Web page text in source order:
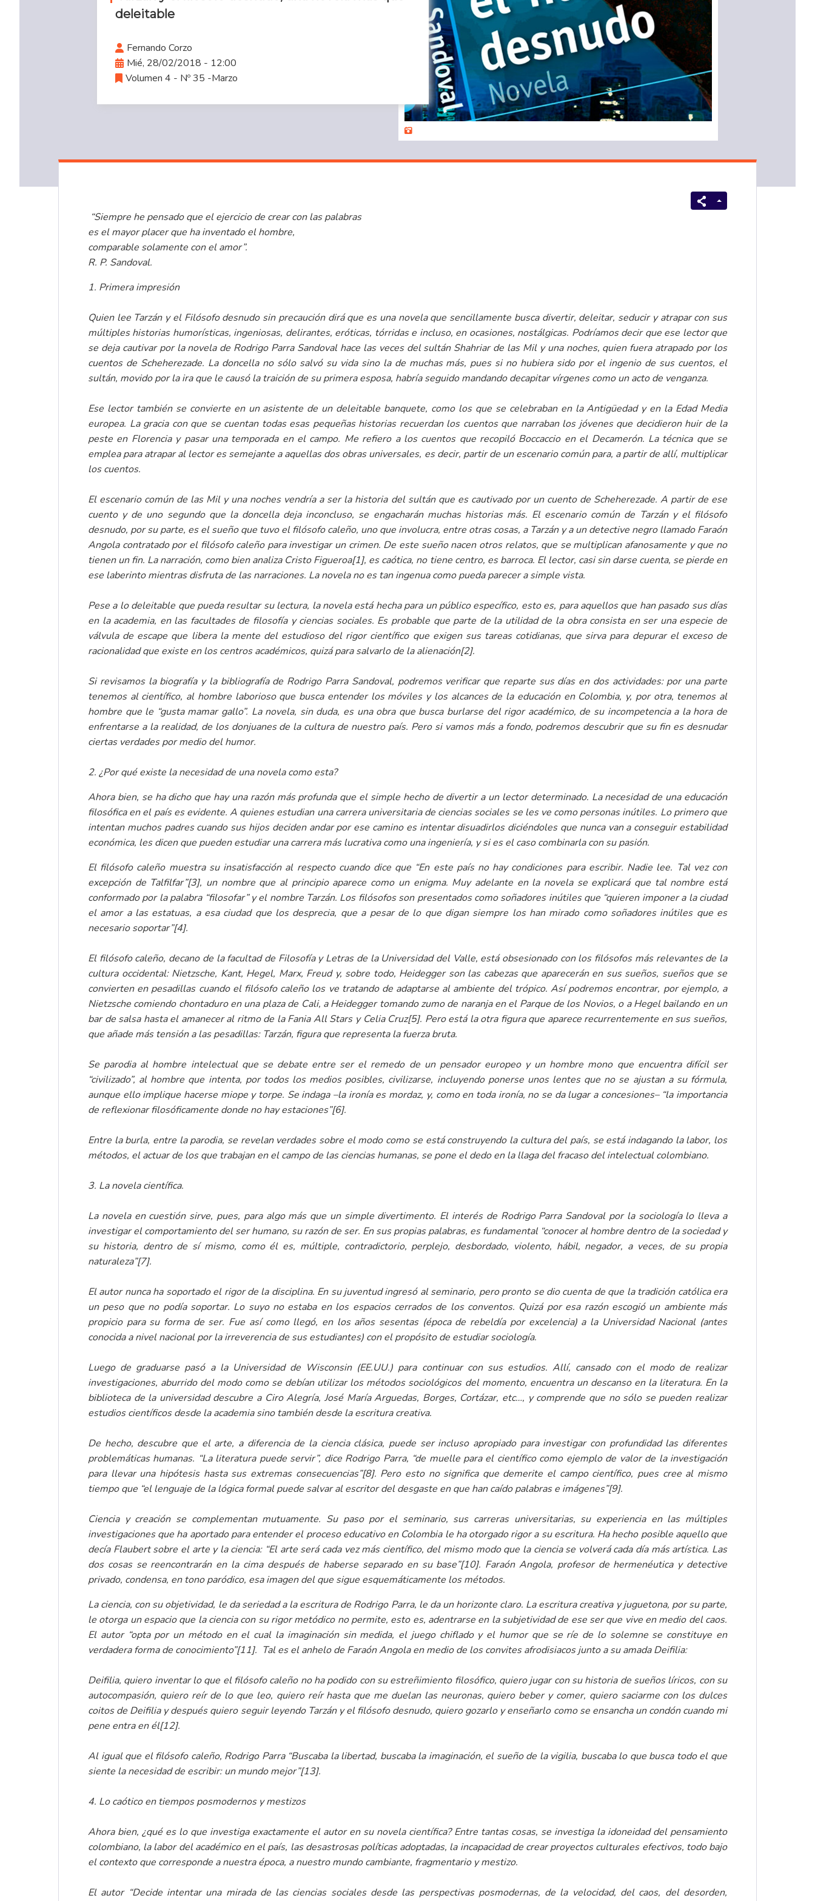
deleitable
Fernando Corzo
Mié, 28/02/2018 - 12:00
Volumen 4 - Nº 35 -Marzo
“Siempre he pensado que el ejercicio de crear con las palabras
es el mayor placer que ha inventado el hombre,
comparable solamente con el amor”.
R. P. Sandoval.
1. Primera impresión
Quien lee Tarzán y el Filósofo desnudosin precaución dirá que es una novela que sencillamente busca divertir, deleitar, seducir y atrapar con sus
múltiples historias humorísticas, ingeniosas, delirantes, eróticas, tórridas e incluso, en ocasiones, nostálgicas. Podríamos decir que ese lector que
se deja cautivar por la novela de Rodrigo Parra Sandoval hace las veces del sultán Shahriar de lasMil y una noches, quien fuera atrapado por los
cuentos de Scheherezade. La doncella no sólo salvó su vida sino la de muchas más, pues si no hubiera sido por el ingenio de sus cuentos, el
sultán, movido por la ira que le causó la traición de su primera esposa, habría seguido mandando decapitar vírgenes como un acto de venganza.
Ese lector también se convierte en un asistente de un deleitable banquete, como los que se celebraban en la Antigüedad y en la Edad Media
europea. La gracia con que se cuentan todas esas pequeñas historias recuerdan los cuentos que narraban los jóvenes que decidieron huir de la
peste en Florencia y pasar una temporada en el campo. Me refiero a los cuentos que recopiló Boccaccio en el Decamerón. La técnica que se
emplea para atrapar al lector es semejante a aquellas dos obras universales, es decir, partir de un escenario común para, a partir de allí, multiplicar
los cuentos.
El escenario común de las Mil y una nochesvendría a ser la historia del sultán que es cautivado por un cuento de Scheherezade. A partir de ese
cuento y de uno segundo que la doncella deja inconcluso, se engacharán muchas historias más. El escenario común de Tarzán y el filósofo
desnudo, por su parte, es el sueño que tuvo el filósofo caleño, uno que involucra, entre otras cosas, a Tarzán y a un detective negro llamado Faraón
Angola contratado por el filósofo caleño para investigar un crimen. De este sueño nacen otros relatos, que se multiplican afanosamente y que no
tienen un fin. La narración, como bien analiza Cristo Figueroa[1], es caótica, no tiene centro, es barroca. El lector, casi sin darse cuenta, se pierde en
ese laberinto mientras disfruta de las narraciones. La novela no es tan ingenua como pueda parecer a simple vista.
Pese a lo deleitable que pueda resultar su lectura, la novela está hecha para un público específico, esto es, para aquellos que han pasado sus días
en la academia, en las facultades de filosofía y ciencias sociales. Es probable que parte de la utilidad de la obra consista en ser una especie de
válvula de escape que libera la mente del estudioso del rigor científico que exigen sus tareas cotidianas, que sirva para depurar el exceso de
racionalidad que existe en los centros académicos, quizá para salvarlo de la alienación[2].
Si revisamos la biografía y la bibliografía de Rodrigo Parra Sandoval, podremos verificar que reparte sus días en dos actividades: por una parte
tenemos al científico, al hombre laborioso que busca entender los móviles y los alcances de la educación en Colombia, y, por otra, tenemos al
hombre que le “gusta mamar gallo”. La novela, sin duda, es una obra que busca burlarse del rigor académico, de su incompetencia a la hora de
enfrentarse a la realidad, de los donjuanes de la cultura de nuestro país. Pero si vamos más a fondo, podremos descubrir que su fin es desnudar
ciertas verdades por medio del humor.
2. ¿Por qué existe la necesidad de una novela como esta?
Ahora bien, se ha dicho que hay una razón más profunda que el simple hecho de divertir a un lector determinado. La necesidad de una educación
filosófica en el país es evidente. A quienes estudian una carrera universitaria de ciencias sociales se les ve como personas inútiles. Lo primero que
intentan muchos padres cuando sus hijos deciden andar por ese camino es intentar disuadirlos diciéndoles que nunca van a conseguir estabilidad
económica, les dicen que pueden estudiar una carrera más lucrativa como una ingeniería, y si es el caso combinarla con su pasión.
El filósofo caleño muestra su insatisfacción al respecto cuando dice que “En este país no hay condiciones para escribir. Nadie lee. Tal vez con
excepción de Talfilfar”[3], un nombre que al principio aparece como un enigma. Muy adelante en la novela se explicará que tal nombre está
conformado por la palabra “filosofar” y el nombre Tarzán. Los filósofos son presentados como soñadores inútiles que “quieren imponer a la ciudad
el amor a las estatuas, a esa ciudad que los desprecia, que a pesar de lo que digan siempre los han mirado como soñadores inútiles que es
necesario soportar”[4].
El filósofo caleño, decano de la facultad de Filosofía y Letras de la Universidad del Valle, está obsesionado con los filósofos más relevantes de la
cultura occidental: Nietzsche, Kant, Hegel, Marx, Freud y, sobre todo, Heidegger son las cabezas que aparecerán en sus sueños, sueños que se
convierten en pesadillas cuando el filósofo caleño los ve tratando de adaptarse al ambiente del trópico. Así podremos encontrar, por ejemplo, a
Nietzsche comiendo chontaduro en una plaza de Cali, a Heidegger tomando zumo de naranja en el Parque de los Novios, o a Hegel bailando en un
bar de salsa hasta el amanecer al ritmo de la Fania All Stars y Celia Cruz[5]. Pero está la otra figura que aparece recurrentemente en sus sueños,
que añade más tensión a las pesadillas: Tarzán, figura que representa la fuerza bruta.
Se parodia al hombre intelectual que se debate entre ser el remedo de un pensador europeo y un hombre mono que encuentra difícil ser
“civilizado”, al hombre que intenta, por todos los medios posibles, civilizarse, incluyendo ponerse unos lentes que no se ajustan a su fórmula,
aunque ello implique hacerse miope y torpe. Se indaga –la ironía es mordaz, y, como en toda ironía, no se da lugar a concesiones– “la importancia
de reflexionar filosóficamente donde no hay estaciones”[6].
Entre la burla, entre la parodia, se revelan verdades sobre el modo como se está construyendo la cultura del país, se está indagando la labor, los
métodos, el actuar de los que trabajan en el campo de las ciencias humanas, se pone el dedo en la llaga del fracaso del intelectual colombiano.
3. La novela científica.
La novela en cuestión sirve, pues, para algo más que un simple divertimento. El interés de Rodrigo Parra Sandoval por la sociología lo lleva a
investigar el comportamiento del ser humano, su razón de ser. En sus propias palabras, es fundamental “conocer al hombre dentro de la sociedad y
su historia, dentro de sí mismo, como él es, múltiple, contradictorio, perplejo, desbordado, violento, hábil, negador, a veces, de su propia
naturaleza”[7].
El autor nunca ha soportado el rigor de la disciplina. En su juventud ingresó al seminario, pero pronto se dio cuenta de que la tradición católica era
un peso que no podía soportar. Lo suyo no estaba en los espacios cerrados de los conventos. Quizá por esa razón escogió un ambiente más
propicio para su forma de ser. Fue así como llegó, en los años sesentas (época de rebeldía por excelencia) a la Universidad Nacional (antes
conocida a nivel nacional por la irreverencia de sus estudiantes) con el propósito de estudiar sociología.
Luego de graduarse pasó a la Universidad de Wisconsin (EE.UU.) para continuar con sus estudios. Allí, cansado con el modo de realizar
investigaciones, aburrido del modo como se debían utilizar los métodos sociológicos del momento, encuentra un descanso en la literatura. En la
biblioteca de la universidad descubre a Ciro Alegría, José María Arguedas, Borges, Cortázar, etc…, y comprende que no sólo se pueden realizar
estudios científicos desde la academia sino también desde la escritura creativa.
De hecho, descubre que el arte, a diferencia de la ciencia clásica, puede ser incluso apropiado para investigar con profundidad las diferentes
problemáticas humanas. “La literatura puede servir”, dice Rodrigo Parra, “de muelle para el científico como ejemplo de valor de la investigación
para llevar una hipótesis hasta sus extremas consecuencias”[8]. Pero esto no significa que demerite el campo científico, pues cree al mismo
tiempo que “el lenguaje de la lógica formal puede salvar al escritor del desgaste en que han caído palabras e imágenes”[9].
Ciencia y creación se complementan mutuamente. Su paso por el seminario, sus carreras universitarias, su experiencia en las múltiples
investigaciones que ha aportado para entender el proceso educativo en Colombia le ha otorgado rigor a su escritura. Ha hecho posible aquello que
decía Flaubert sobre el arte y la ciencia: “El arte será cada vez más científico, del mismo modo que la ciencia se volverá cada día más artística. Las
dos cosas se reencontrarán en la cima después de haberse separado en su base”[10]. Faraón Angola, profesor de hermenéutica y detective
privado, condensa, en tono paródico, esa imagen del que sigue esquemáticamente los métodos.
La ciencia, con su objetividad, le da seriedad a la escritura de Rodrigo Parra, le da un horizonte claro. La escritura creativa y juguetona, por su parte,
le otorga un espacio que la ciencia con su rigor metódico no permite, esto es, adentrarse en la subjetividad de ese ser que vive en medio del caos.
El autor “opta por un método en el cual la imaginación sin medida, el juego chiflado y el humor que se ríe de lo solemne se constituye en
verdadera forma de conocimiento”[11]. Tal es el anhelo de Faraón Angola en medio de los convites afrodisiacos junto a su amada Deifilia:
Deifilia, quiero inventar lo que el filósofo caleño no ha podido con su estreñimiento filosófico, quiero jugar con su historia de sueños líricos, con su
autocompasión, quiero reír de lo que leo, quiero reír hasta que me duelan las neuronas, quiero beber y comer, quiero saciarme con los dulces
coitos de Deifilia y después quiero seguir leyendo Tarzán y el filósofo desnudo, quiero gozarlo y enseñarlo como se ensancha un condón cuando mi
pene entra en él[12].
Al igual que el filósofo caleño, Rodrigo Parra “Buscaba la libertad, buscaba la imaginación, el sueño de la vigilia, buscaba lo que busca todo el que
siente la necesidad de escribir: un mundo mejor”[13].
4. Lo caótico en tiempos posmodernos y mestizos
Ahora bien, ¿qué es lo que investiga exactamente el autor en su novela científica? Entre tantas cosas, se investiga la idoneidad del pensamiento
colombiano, la labor del académico en el país, las desastrosas políticas adoptadas, la incapacidad de crear proyectos culturales efectivos, todo bajo
el contexto que corresponde a nuestra época, a nuestro mundo cambiante, fragmentario y mestizo.
El autor “Decide intentar una mirada de las ciencias sociales desde las perspectivas posmodernas, de la velocidad, del caos, del desorden,